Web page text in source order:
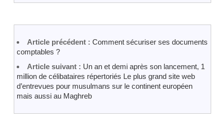
Article précédent : Comment sécuriser ses documents
comptables ?
Article suivant : Un an et demi après son lancement, 1
million de célibataires répertoriés Le plus grand site web
d’entrevues pour musulmans sur le continent européen
mais aussi au Maghreb